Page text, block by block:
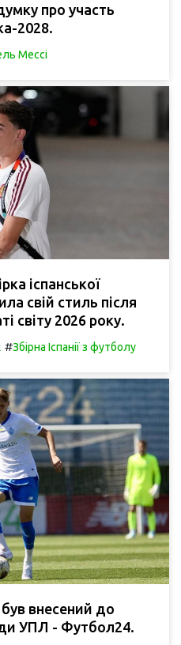
про участь
2028.
Мессі
іспанської
свій стиль після
світу 2026 року.
#Збірна Іспанії з футболу
внесений до
УПЛ - Футбол24.